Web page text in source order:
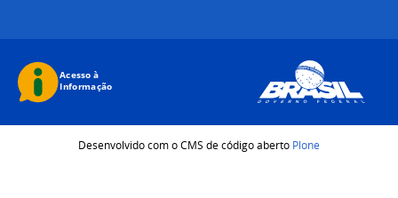
Desenvolvido com o CMS de código aberto Plone